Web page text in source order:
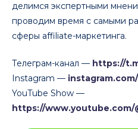
делимся экспертными
проводим время с самыми
сферы affiliate-маркетинга.
Телеграм-канал — https://
Instagram —
YouTube Show —
https://www.youtube.com/